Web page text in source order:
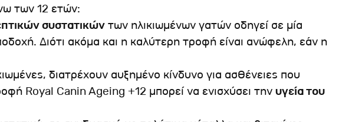
των 12 ετών:
συστατικών των ηλικιωμένων γατών οδηγεί σε μία
Διότι ακόμα και η καλύτερη τροφή είναι ανώφελη, εάν η
διατρέχουν αυξημένο κίνδυνο για ασθένειες που
Royal Canin Ageing +12 μπορεί να ενισχύσει την υγεία του